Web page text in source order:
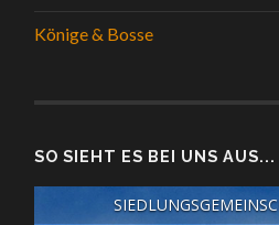
Könige & Bosse
SO SIEHT ES BEI UNS AUS...